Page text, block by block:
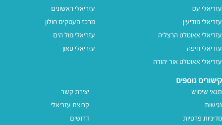
עזריאלי עכו
עזריאלי מודיעין
עזריאלי אאוטלט הרצליה
עזריאלי חיפה
עזריאלי אאוטלט אור יהודה
עזריאלי ראשונים
מרכז העסקים חולון
עזריאלי מול הים
עזריאלי טאון
קישורים נוספים
תנאי שימוש
נגישות
מדיניות פרטיות
יצירת קשר
קבוצת עזריאלי
דרושים